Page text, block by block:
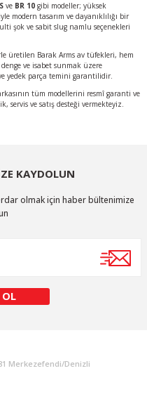
ve BR 10 gibi modeller; yüksek
modern tasarım ve dayanıklılığı bir
şok ve sabit slug namlu seçenekleri
üretilen Barak Arms av tüfekleri, hem
ve isabet sunmak üzere
yedek parça temini garantilidir.
tüm modellerini resmî garanti ve
servis ve satış desteği vermekteyiz.
KAYDOLUN
olmak için haber bültenimize
OL
Merkezefendi/Denizli